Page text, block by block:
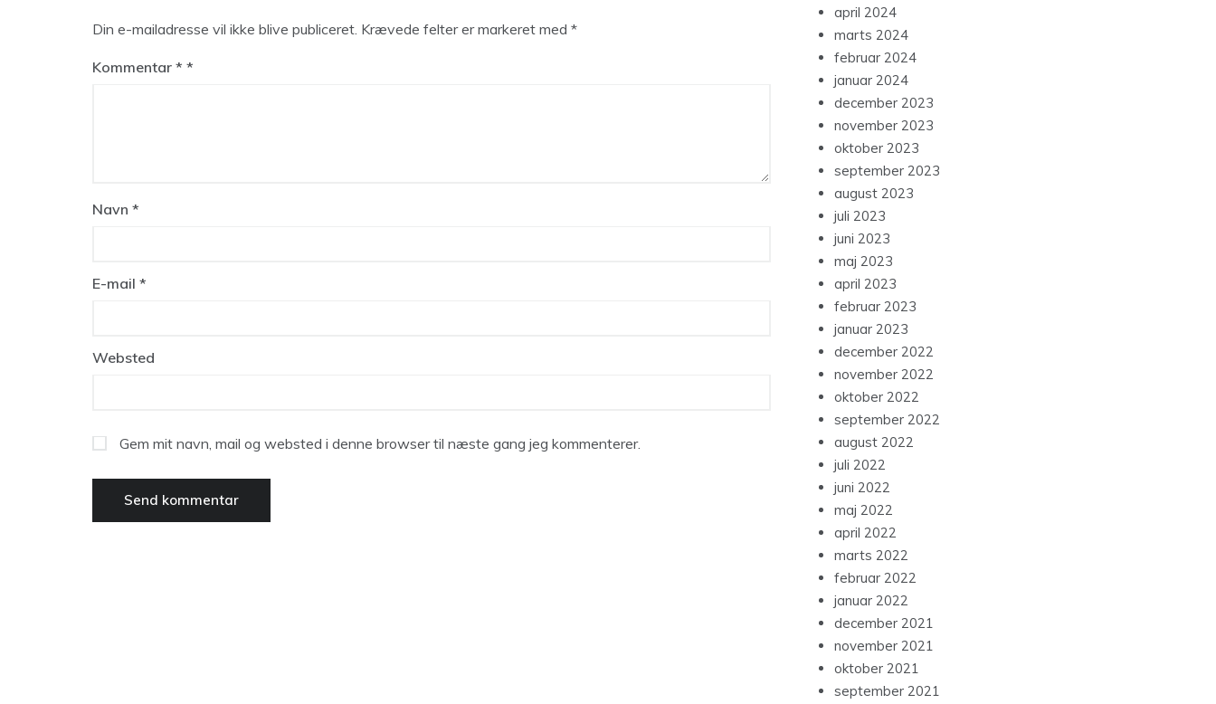
Din e-mailadresse vil ikke blive publiceret. Krævede felter er markeret med *
Kommentar *
Navn *
E-mail *
Websted
Gem mit navn, mail og websted i denne browser til næste gang jeg kommenterer.
april 2024
marts 2024
februar 2024
januar 2024
december 2023
november 2023
oktober 2023
september 2023
august 2023
juli 2023
juni 2023
maj 2023
april 2023
februar 2023
januar 2023
december 2022
november 2022
oktober 2022
september 2022
august 2022
juli 2022
juni 2022
maj 2022
april 2022
marts 2022
februar 2022
januar 2022
december 2021
november 2021
oktober 2021
september 2021